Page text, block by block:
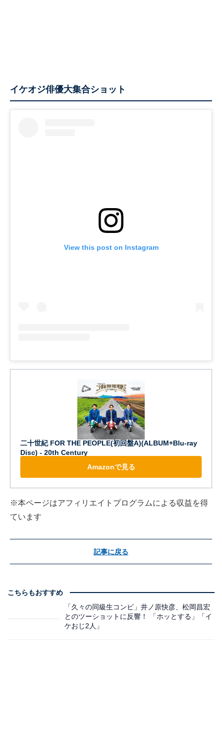
イケオジ俳優大集合ショット
View this post on Instagram
二十世紀 FOR THE PEOPLE(初回盤A)(ALBUM+Blu-ray
Disc) - 20th Century
Amazonで見る
※本ページはアフィリエイトプログラムによる収益を得
ています
記事に戻る
こちらもおすすめ
「久々の同級生コンビ」井ノ原快彦、松岡昌宏
とのツーショットに反響！ 「ホッとする」「イ
ケおじ2人」